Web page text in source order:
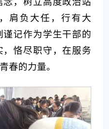
肩负大任，行有大
记作为学生干部的
恪尽职守，在服务
春的力量。